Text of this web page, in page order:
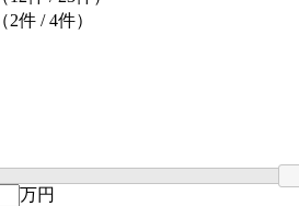
（2件 /4件）
万円